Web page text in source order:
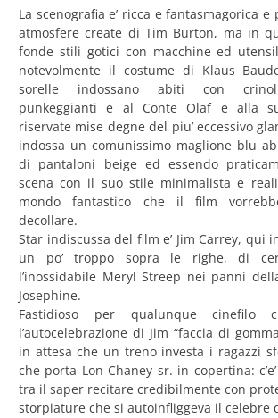
La scenografia e’ ricca e fantasmagorica
atmosfere create di Tim Burton, ma in
fonde stili gotici con macchine ed
notevolmente il costume di Klaus
sorelle indossano abiti con
punkeggianti e al Conte Olaf e alla
riservate mise degne del piu’ eccessivo
indossa un comunissimo maglione blu
di pantaloni beige ed essendo
scena con il suo stile minimalista e
mondo fantastico che il film
decollare.
Star indiscussa del film e’ Jim Carrey, qui
un po’ troppo sopra le righe, di
l’inossidabile Meryl Streep nei panni
Josephine.
Fastidioso per qualunque cinefilo
l’autocelebrazione di Jim “faccia di
in attesa che un treno investa i ragazzi
che porta Lon Chaney sr. in copertina:
tra il saper recitare credibilmente con
storpiature che si autoinfliggeva il celebre